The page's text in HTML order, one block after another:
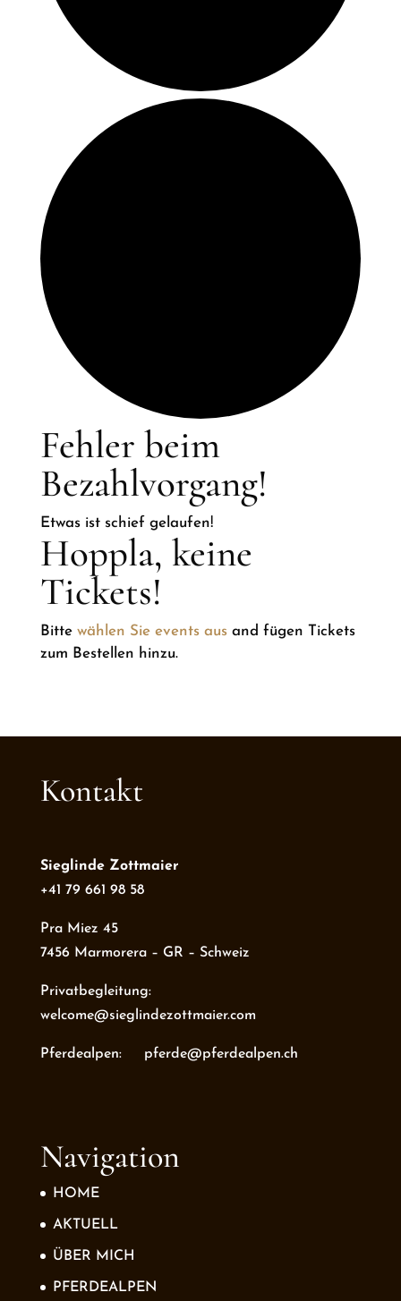
Fehler beim
Bezahlvorgang!
Etwas ist schief gelaufen!
Hoppla, keine
Tickets!
Bitte wählen Sie events ausand fügen Tickets
zum Bestellen hinzu.
Kontakt
Sieglinde Zottmaier
+41 79 661 98 58
Pra Miez 45
7456 Marmorera – GR – Schweiz
Privatbegleitung:
welcome@sieglindezottmaier.com
Pferdealpen: pferde@pferdealpen.ch
Navigation
HOME
AKTUELL
ÜBER MICH
PFERDEALPEN